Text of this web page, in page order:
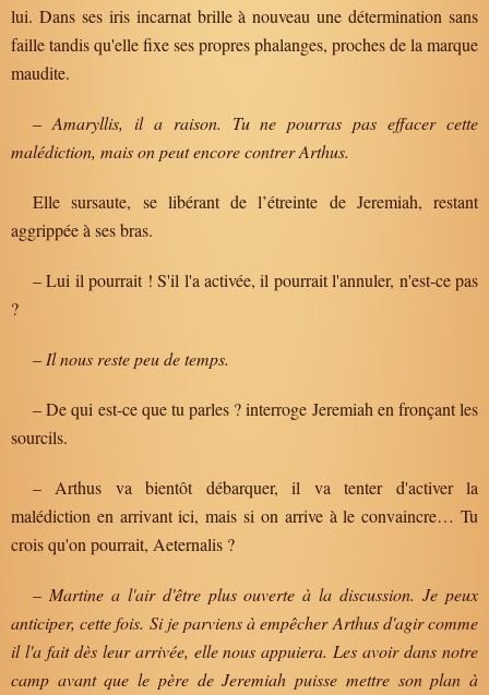
lui. Dans ses iris incarnat brille à nouveau une détermination sans
faille tandis qu'elle fixe ses propres phalanges, proches de la marque
maudite.
– Amaryllis, il a raison. Tu ne pourras pas effacer cette
malédiction, mais on peut encore contrer Arthus.
Elle sursaute, se libérant de l’étreinte de Jeremiah, restant
aggrippée à ses bras.
– Lui il pourrait ! S'il l'a activée, il pourrait l'annuler, n'est-ce pas
?
– Il nous reste peu de temps.
– De qui est-ce que tu parles ? interroge Jeremiah en fronçant les
sourcils.
– Arthus va bientôt débarquer, il va tenter d'activer la
malédiction en arrivant ici, mais si on arrive à le convaincre… Tu
crois qu'on pourrait, Aeternalis ?
– Martine a l'air d'être plus ouverte à la discussion. Je peux
anticiper, cette fois. Si je parviens à empêcher Arthus d'agir comme
il l'a fait dès leur arrivée, elle nous appuiera. Les avoir dans notre
camp avant que le père de Jeremiah puisse mettre son plan à